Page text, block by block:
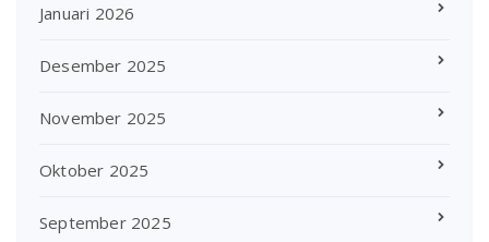
Januari 2026
Desember 2025
November 2025
Oktober 2025
September 2025